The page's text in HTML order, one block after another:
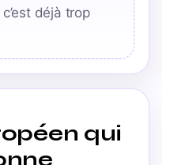
déjà trop
qui